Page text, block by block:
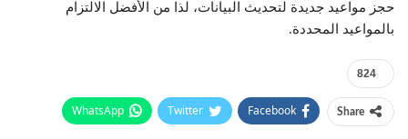
حجز مواعيد جديدة لتحديث البيانات، لذا من الأفضل الالتزام
بالمواعيد المحددة.
824
Share
Facebook
Twitter
WhatsApp